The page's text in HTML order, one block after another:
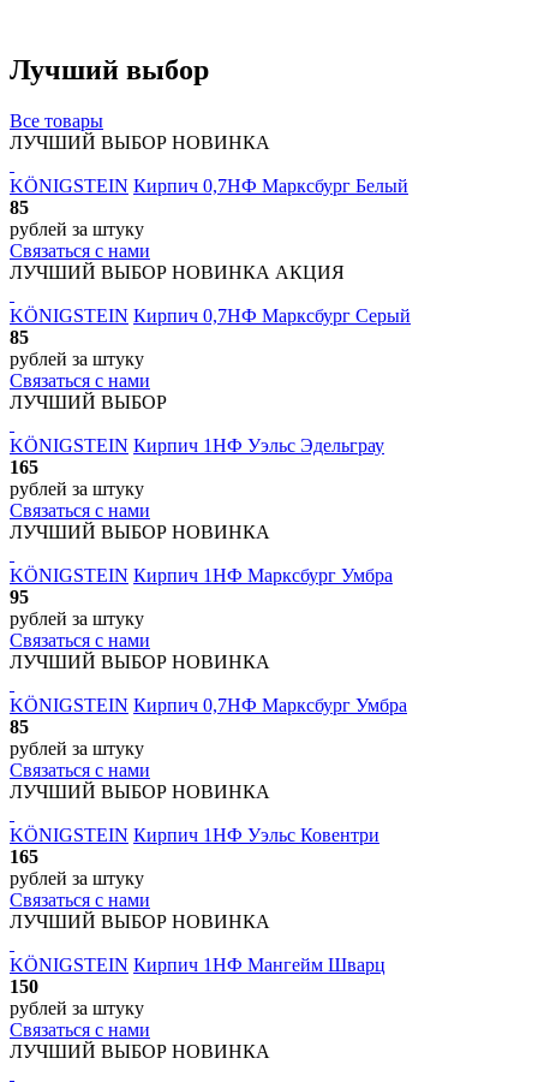
Лучший выбор
Все товары
ЛУЧШИЙ ВЫБОР НОВИНКА
KÖNIGSTEIN Кирпич 0,7НФ Марксбург Белый
85
рублей за штуку
Связаться с нами
ЛУЧШИЙ ВЫБОР НОВИНКА АКЦИЯ
KÖNIGSTEIN Кирпич 0,7НФ Марксбург Серый
85
рублей за штуку
Связаться с нами
ЛУЧШИЙ ВЫБОР
KÖNIGSTEIN Кирпич 1НФ Уэльс Эдельграу
165
рублей за штуку
Связаться с нами
ЛУЧШИЙ ВЫБОР НОВИНКА
KÖNIGSTEIN Кирпич 1НФ Марксбург Умбра
95
рублей за штуку
Связаться с нами
ЛУЧШИЙ ВЫБОР НОВИНКА
KÖNIGSTEIN Кирпич 0,7НФ Марксбург Умбра
85
рублей за штуку
Связаться с нами
ЛУЧШИЙ ВЫБОР НОВИНКА
KÖNIGSTEIN Кирпич 1НФ Уэльс Ковентри
165
рублей за штуку
Связаться с нами
ЛУЧШИЙ ВЫБОР НОВИНКА
KÖNIGSTEIN Кирпич 1НФ Мангейм Шварц
150
рублей за штуку
Связаться с нами
ЛУЧШИЙ ВЫБОР НОВИНКА